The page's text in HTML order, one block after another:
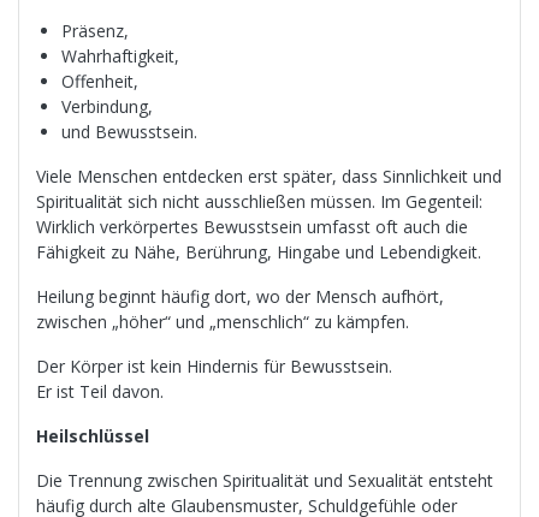
Präsenz,
Wahrhaftigkeit,
Offenheit,
Verbindung,
und Bewusstsein.
Viele Menschen entdecken erst später, dass Sinnlichkeit und
Spiritualität sich nicht ausschließen müssen. Im Gegenteil:
Wirklich verkörpertes Bewusstsein umfasst oft auch die
Fähigkeit zu Nähe, Berührung, Hingabe und Lebendigkeit.
Heilung beginnt häufig dort, wo der Mensch aufhört,
zwischen „höher“ und „menschlich“ zu kämpfen.
Der Körper ist kein Hindernis für Bewusstsein.
Er ist Teil davon.
Heilschlüssel
Die Trennung zwischen Spiritualität und Sexualität entsteht
häufig durch alte Glaubensmuster, Schuldgefühle oder